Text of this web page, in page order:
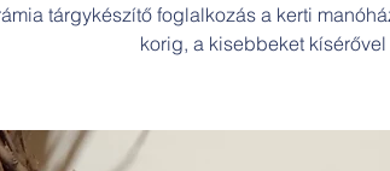
tárgykészítő foglalkozás a kerti
korig, a kisebbeket kísérővel